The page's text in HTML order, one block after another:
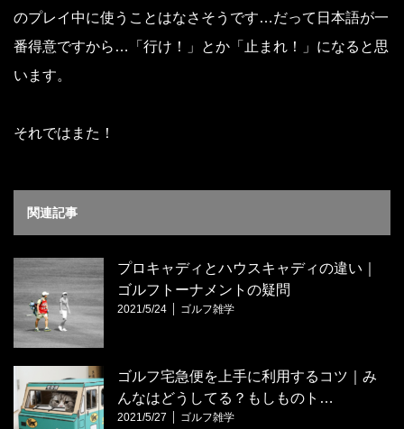
のプレイ中に使うことはなさそうです…だって日本語が一
番得意ですから…「行け！」とか「止まれ！」になると思
います。
それではまた！
関連記事
プロキャディとハウスキャディの違い｜
ゴルフトーナメントの疑問
2021/5/24 ゴルフ雑学
ゴルフ宅急便を上手に利用するコツ｜み
んなはどうしてる？もしものト…
2021/5/27 ゴルフ雑学